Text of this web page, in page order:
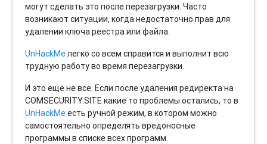
могут сделать это после перезагрузки. Часто
возникают ситуации, когда недостаточно прав для
удалении ключа реестра или файла.
UnHackMeлегко со всем справится и выполнит всю
трудную работу во время перезагрузки.
И это еще не все. Если после удаления редиректа на
COMSECURITY.SITE какие то проблемы остались, то в
UnHackMeесть ручной режим, в котором можно
самостоятельно определять вредоносные
программы в списке всех программ.